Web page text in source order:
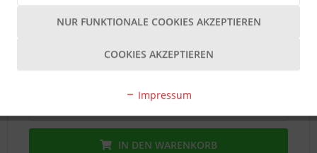
Sofortversand Lieferzeit 1-3 T- ℹ - Inhalt1 Stück
MERKEN
IN DEN WARENKORB
NUR FUNKTIONALE COOKIES AKZEPTIEREN
COOKIES AKZEPTIEREN
Impressum